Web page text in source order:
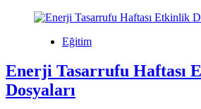
Eğitim
Enerji Tasarrufu Haftası
Dosyaları